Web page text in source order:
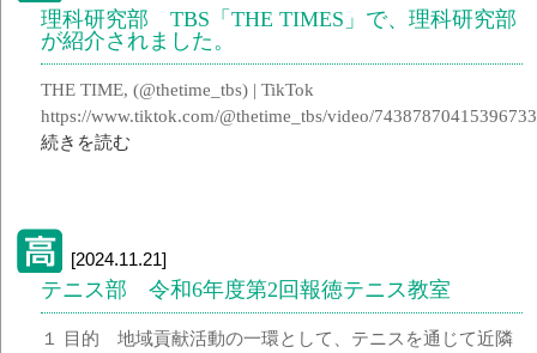
理科研究部 TBS「THE TIMES」で、理科研究部
が紹介されました。
THE TIME, (@thetime_tbs) | TikTok
https://www.tiktok.com/@thetime_tbs/video/
続きを読む
[2024.11.21]
テニス部 令和6年度第2回報徳テニス教室
１ 目的 地域貢献活動の一環として、テニスを通じて近隣